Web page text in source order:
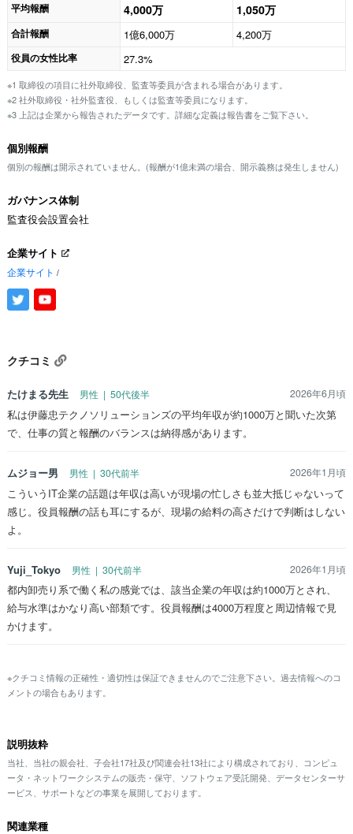
平均報酬 4,000万 1,050万
合計報酬 1億6,000万 4,200万
役員の女性比率 27.3%
※1 取締役の項目に社外取締役、監査等委員が含まれる場合があります。
※2 社外取締役・社外監査役、もしくは監査等委員になります。
※3 上記は企業から報告されたデータです。詳細な定義は報告書をご覧下さい。
個別報酬
個別の報酬は開示されていません。(報酬が1億未満の場合、開示義務は発生しません)
ガバナンス体制
監査役会設置会社
企業サイト
企業サイト /
クチコミ
たけまる先生 男性 | 50代後半 2026年6月頃
私は伊藤忠テクノソリューションズの平均年収が約1000万と聞いた次第
で、仕事の質と報酬のバランスは納得感があります。
ムジョー男 男性 | 30代前半 2026年1月頃
こういうIT企業の話題は年収は高いが現場の忙しさも並大抵じゃないって
感じ。役員報酬の話も耳にするが、現場の給料の高さだけで判断はしない
よ。
Yuji_Tokyo 男性 | 30代前半 2026年1月頃
都内卸売り系で働く私の感覚では、該当企業の年収は約1000万とされ、
給与水準はかなり高い部類です。役員報酬は4000万程度と周辺情報で見
かけます。
※クチコミ情報の正確性・適切性は保証できませんのでご注意下さい。過去情報へのコ
メントの場合もあります。
説明抜粋
当社、当社の親会社、子会社17社及び関連会社13社により構成されており、コンピュ
ータ・ネットワークシステムの販売・保守、ソフトウェア受託開発、データセンターサ
ービス、サポートなどの事業を展開しております。
関連業種